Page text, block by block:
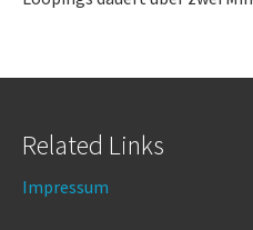
Related Links
Impressum